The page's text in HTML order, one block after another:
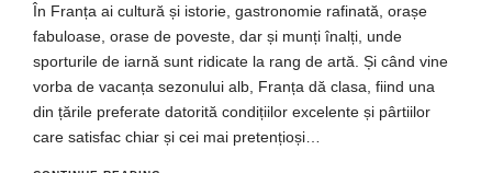
În Franța ai cultură și istorie, gastronomie rafinată, orașe
fabuloase, orase de poveste, dar și munți înalți, unde
sporturile de iarnă sunt ridicate la rang de artă. Și când vine
vorba de vacanța sezonului alb, Franța dă clasa, fiind una
din țările preferate datorită condițiilor excelente și pârtiilor
care satisfac chiar și cei mai pretențioși…